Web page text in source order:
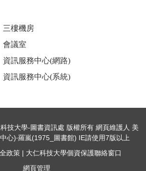
三樓機房
會議室
資訊服務中心(網路)
資訊服務中心(系統)
技大學-圖書資訊處 版權所有 網頁維護人 美
心)‧羅嵐(1975_圖書館) IE請使用7版以上
政策 | 大仁科技大學個資保護聯絡窗口
網頁管理